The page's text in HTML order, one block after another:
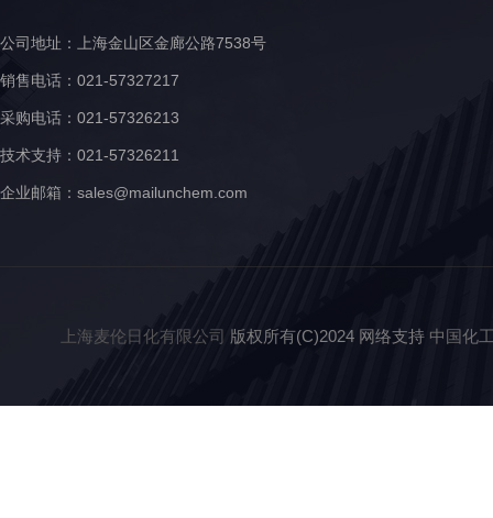
公司地址：上海金山区金廊公路7538号
销售电话：021-57327217
采购电话：021-57326213
技术支持：021-57326211
企业邮箱： sales@mailunchem.com
上海麦伦日化有限公司 版权所有(C)2024 网络支持 中国化